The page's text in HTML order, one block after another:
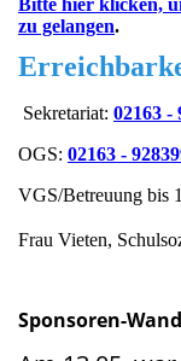
Bitte hier klicken,
zu gelangen.
Sekretariat: 02163 -
OGS: 02163 -
VGS/Betreuung bis
Frau Vieten,
Sponsoren-